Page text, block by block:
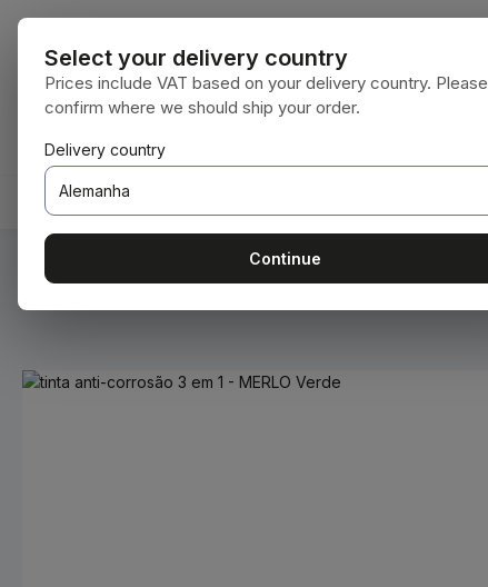
o conteúdo principal
Saltar para a pesquisa
Saltar para a navegação principal
HOME
Você está aqui:
Ignorar galeria de imagens
Select your delivery country
Prices include VAT based on your delivery country. Please
confirm where we should ship your order.
Delivery country
Continue